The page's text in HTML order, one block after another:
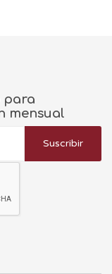
para
mensual
Suscribir